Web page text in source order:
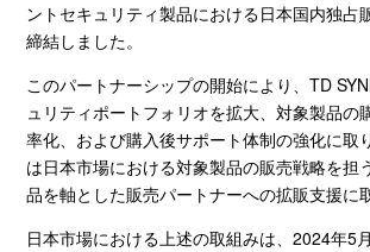
ントセキュリティ製品における日本国内独占
締結しました。
このパートナーシップの開始により、TD
ュリティポートフォリオを拡大、対象製品の
率化、および購入後サポート体制の強化に取
は日本市場における対象製品の販売戦略を担
品を軸とした販売パートナーへの拡販支援に
日本市場における上述の取組みは、2024年5